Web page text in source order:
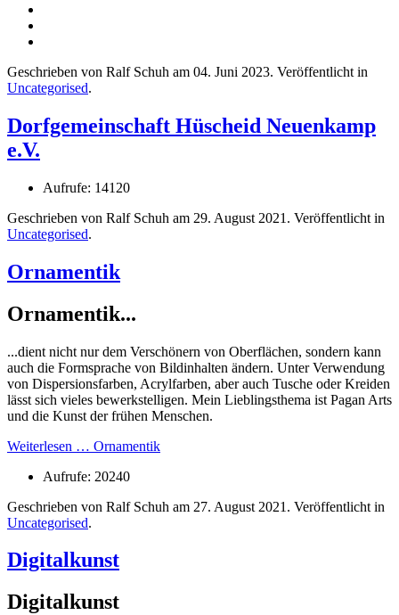
Geschrieben von Ralf Schuh am 04. Juni 2023. Veröffentlicht in
Uncategorised.
Dorfgemeinschaft Hüscheid Neuenkamp
e.V.
Aufrufe: 14120
Geschrieben von Ralf Schuh am 29. August 2021 . Veröffentlicht in
Uncategorised.
Ornamentik
Ornamentik...
...dient nicht nur dem Verschönern von Oberflächen, sondern kann
auch die Formsprache von Bildinhalten ändern. Unter Verwendung
von Dispersionsfarben, Acrylfarben, aber auch Tusche oder Kreiden
lässt sich vieles bewerkstelligen. Mein Lieblingsthema ist Pagan Arts
und die Kunst der frühen Menschen.
Weiterlesen … Ornamentik
Aufrufe: 20240
Geschrieben von Ralf Schuh am 27. August 2021 . Veröffentlicht in
Uncategorised.
Digitalkunst
Digitalkunst